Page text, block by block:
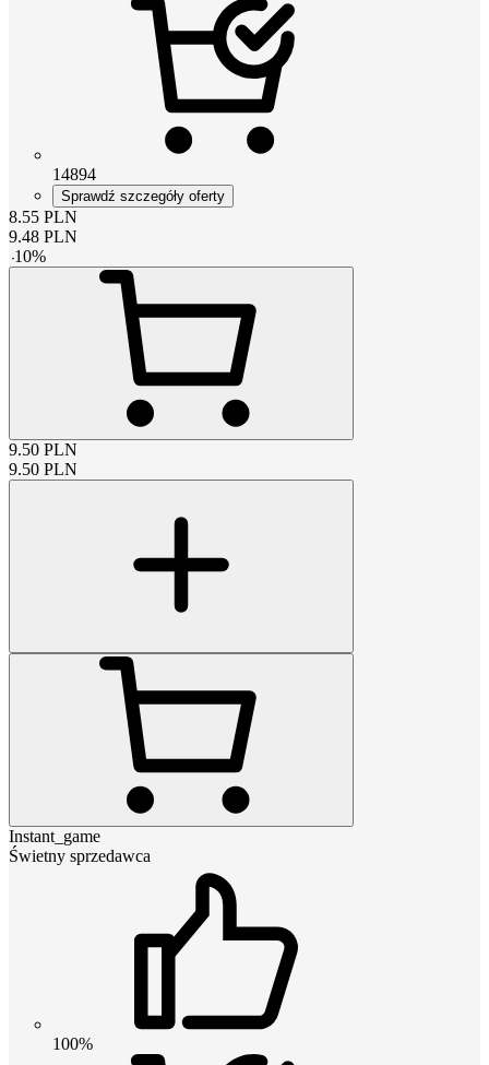
14894
Sprawdź szczegóły oferty
8.55 PLN
9.48 PLN
-10%
9.50 PLN
9.50 PLN
Instant_game
Świetny sprzedawca
100%